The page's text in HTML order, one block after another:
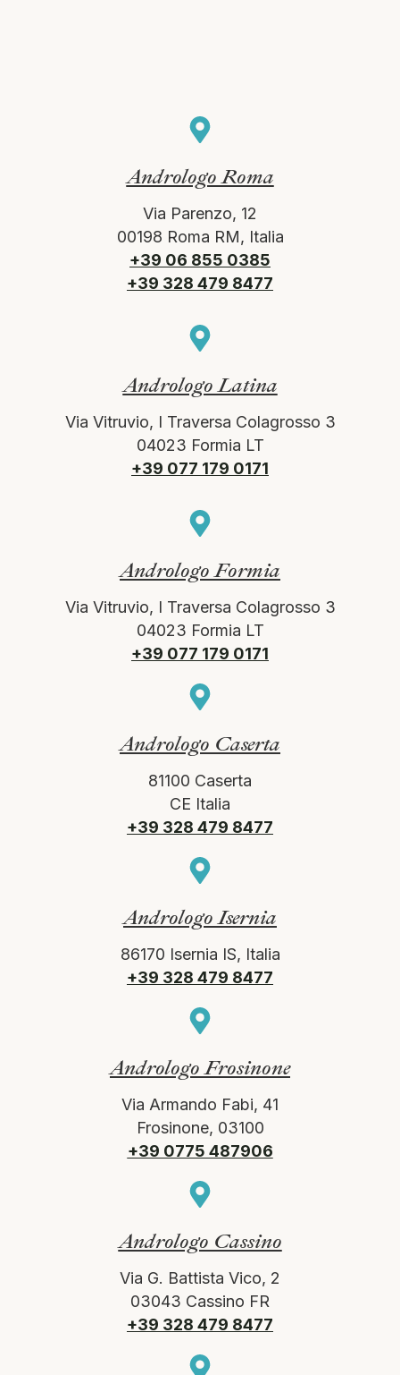
Andrologo Roma
Via Parenzo, 12
00198 Roma RM, Italia
+39 06 855 0385
+39 328 479 8477
Andrologo Latina
Via Vitruvio, I Traversa Colagrosso 3
04023 Formia LT
+39 077 179 0171
Andrologo Formia
Via Vitruvio, I Traversa Colagrosso 3
04023 Formia LT
+39 077 179 0171
Andrologo Caserta
81100 Caserta
CE Italia
+39 328 479 8477
Andrologo Isernia
86170 Isernia IS, Italia
+39 328 479 8477
Andrologo Frosinone
Via Armando Fabi, 41
Frosinone, 03100
+39 0775 487906
Andrologo Cassino
Via G. Battista Vico, 2
03043 Cassino FR
+39 328 479 8477